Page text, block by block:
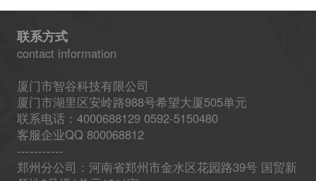
联系方式
contact information
厦门市智谷科技有限公司
厦门市湖里区安岭路988号希望大厦505单元
联系电话：4000688129 0592-5150480
客服企业QQ 800068812
-----------
郑州分公司：河南省郑州市金水区花园路39号 国贸新